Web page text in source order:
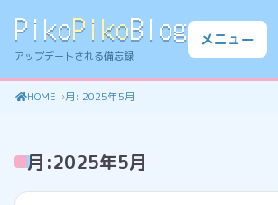
PikoPikoBlog
アップデートされる備忘録
メニュー
HOME 月: 2025年5月
月:2025年5月